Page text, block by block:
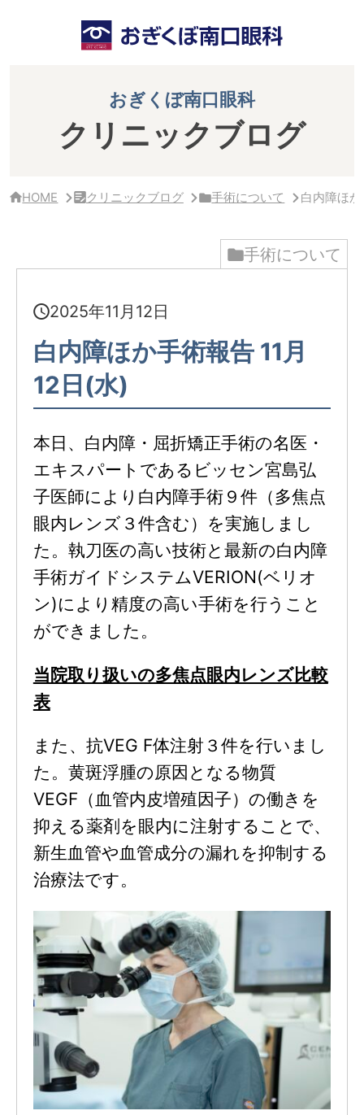
おぎくぼ南口眼科
クリニックブログ
HOME クリニックブログ 手術について 白内障ほ
手術について
2025年11月12日
白内障ほか手術報告 11月
12日(水)
本日、白内障・屈折矯正手術の名医・
エキスパートであるビッセン宮島弘
子医師により白内障手術９件（多焦点
眼内レンズ３件含む）を実施しまし
た。執刀医の高い技術と最新の白内障
手術ガイドシステムVERION(ベリオ
ン)により精度の高い手術を行うこと
ができました。
当院取り扱いの多焦点眼内レンズ比較
表
また、抗VEG F体注射３件を行いまし
た。黄斑浮腫の原因となる物質
VEGF（血管内皮増殖因子）の働きを
抑える薬剤を眼内に注射することで、
新生血管や血管成分の漏れを抑制する
治療法です。